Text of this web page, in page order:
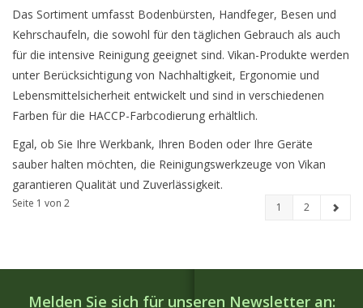
Das Sortiment umfasst Bodenbürsten, Handfeger, Besen und
Kehrschaufeln, die sowohl für den täglichen Gebrauch als auch
für die intensive Reinigung geeignet sind. Vikan-Produkte werden
unter Berücksichtigung von Nachhaltigkeit, Ergonomie und
Lebensmittelsicherheit entwickelt und sind in verschiedenen
Farben für die HACCP-Farbcodierung erhältlich.
Egal, ob Sie Ihre Werkbank, Ihren Boden oder Ihre Geräte
sauber halten möchten, die Reinigungswerkzeuge von Vikan
garantieren Qualität und Zuverlässigkeit.
Seite 1 von 2 1 2
Melden Sie sich für unseren Newsletter an: